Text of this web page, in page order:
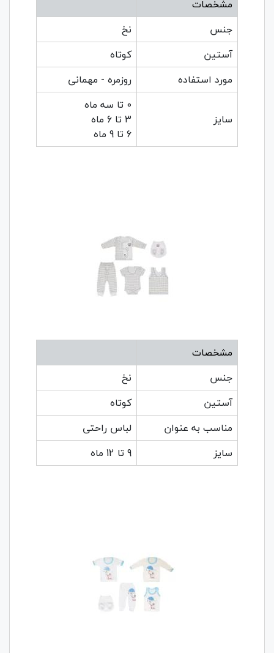
مشخصات
جنس
نخ
آستین
کوتاه
مورد استفاده
روزمره - مهمانی
سایز
0 تا سه ماه
3 تا 6 ماه
6 تا 9 ماه
مشخصات
جنس
نخ
آستین
کوتاه
مناسب به عنوان
لباس راحتی
سایز
9 تا 12 ماه